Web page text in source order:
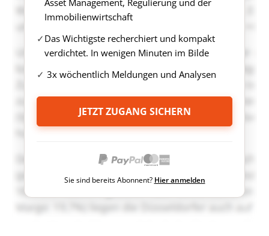
Asset Management, Regulierung und der
Immobilienwirtschaft
Das Wichtigste recherchiert und kompakt
verdichtet. In wenigen Minuten im Bilde
3x wöchentlich Meldungen und Analysen
JETZT ZUGANG SICHERN
Sie sind bereits Abonnent? Hier anmelden